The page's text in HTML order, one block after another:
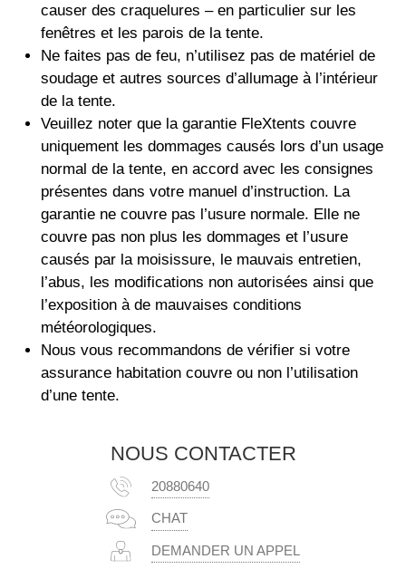
causer des craquelures – en particulier sur les
fenêtres et les parois de la tente.
Ne faites pas de feu, n’utilisez pas de matériel de
soudage et autres sources d’allumage à l’intérieur
de la tente.
Veuillez noter que la garantie FleXtents couvre
uniquement les dommages causés lors d’un usage
normal de la tente, en accord avec les consignes
présentes dans votre manuel d’instruction. La
garantie ne couvre pas l’usure normale. Elle ne
couvre pas non plus les dommages et l’usure
causés par la moisissure, le mauvais entretien,
l’abus, les modifications non autorisées ainsi que
l’exposition à de mauvaises conditions
météorologiques.
Nous vous recommandons de vérifier si votre
assurance habitation couvre ou non l’utilisation
d’une tente.
NOUS CONTACTER
20880640
CHAT
DEMANDER UN APPEL